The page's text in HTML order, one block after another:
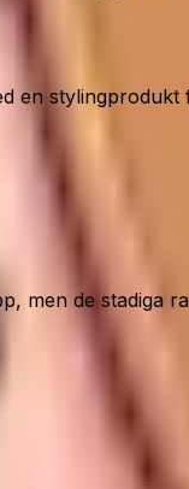
en stylingprodukt
men de stadiga